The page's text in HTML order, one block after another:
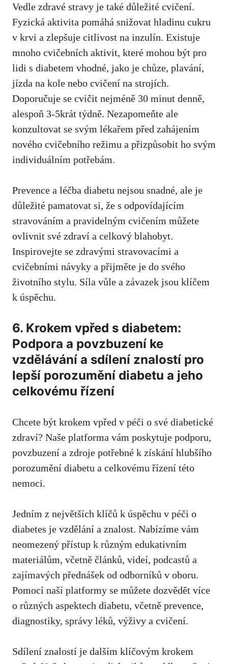
Vedle zdravé ⁣stravy je také důležité cvičení.
Fyzická aktivita⁣ pomáhá​ snižovat hladinu cukru
v krvi​ a zlepšuje citlivost ​na inzulín. Existuje
mnoho cvičebních aktivit, které mohou být pro
lidi s diabetem vhodné, jako je chůze,⁤ plavání,
jízda na kole nebo ⁣cvičení na strojích.
Doporučuje se cvičit nejméně⁤ 30 minut denně,
alespoň ⁣3-5krát týdně. Nezapomeňte ale
konzultovat ‌se svým lékařem před⁣ zahájením
nového cvičebního režimu a přizpůsobit⁤ ho svým⁢
individuálním potřebám.
Prevence a léčba diabetu nejsou snadné, ale je
důležité ​pamatovat si, že s odpovídajícím
stravováním a pravidelným⁤ cvičením můžete
ovlivnit své zdraví a celkový blahobyt.
Inspirovejte se zdravými stravovacími a
cvičebními návyky a přijměte je do svého
životního stylu. Síla‌ vůle a závazek ‍jsou klíčem
k úspěchu.
6. Krokem vpřed s diabetem:
Podpora a povzbuzení ke⁢
vzdělávání ⁢a sdílení znalostí pro
lepší porozumění​ diabetu a jeho
celkovému ⁢řízení
Chcete být krokem‍ vpřed v péči‍ o své⁤ diabetické
zdraví? ⁤Naše platforma vám poskytuje podporu,
⁣povzbuzení a zdroje potřebné k získání hlubšího
porozumění diabetu a celkovému řízení této⁣
nemoci.
Jedním z největších klíčů k⁣ úspěchu ‌v péči o
diabetes ⁣je vzdělání a znalost. Nabízíme vám
neomezený přístup k různým edukativním
materiálům, včetně článků, videí, podcastů a
zajímavých přednášek od odborníků v oboru.⁣
Pomocí naší platformy se můžete dozvědět více
o různých‌ aspektech diabetu, včetně prevence,
diagnostiky, správy léků, výživy a cvičení.
Sdílení znalostí je dalším klíčovým krokem